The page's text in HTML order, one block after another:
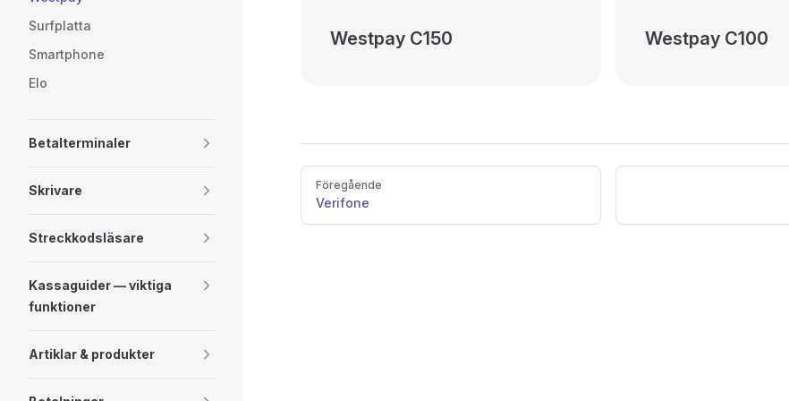
Surfplatta
Smartphone
Elo
Betalterminaler
Skrivare
Streckkodsläsare
Kassaguider — viktiga
funktioner
Artiklar & produkter
Westpay C150 Westpay C100
Pager
Föregående
Verifone